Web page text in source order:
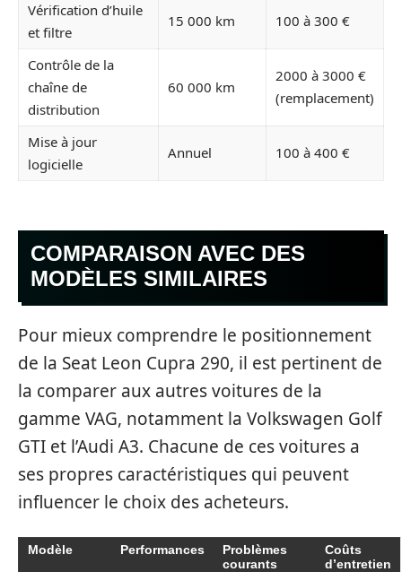
Vérification d’huile
et filtre
15 000 km 100 à 300 €
Contrôle de la
chaîne de
distribution
60 000 km
2000 à 3000 €
(remplacement)
Mise à jour
logicielle
Annuel 100 à 400 €
COMPARAISON AVEC DES
MODÈLES SIMILAIRES
Pour mieux comprendre le positionnement
de la Seat Leon Cupra 290, il est pertinent de
la comparer aux autres voitures de la
gamme VAG, notamment la Volkswagen Golf
GTI et l’Audi A3. Chacune de ces voitures a
ses propres caractéristiques qui peuvent
influencer le choix des acheteurs.
Modèle Performances
Problèmes
courants
Coûts
d’entretien